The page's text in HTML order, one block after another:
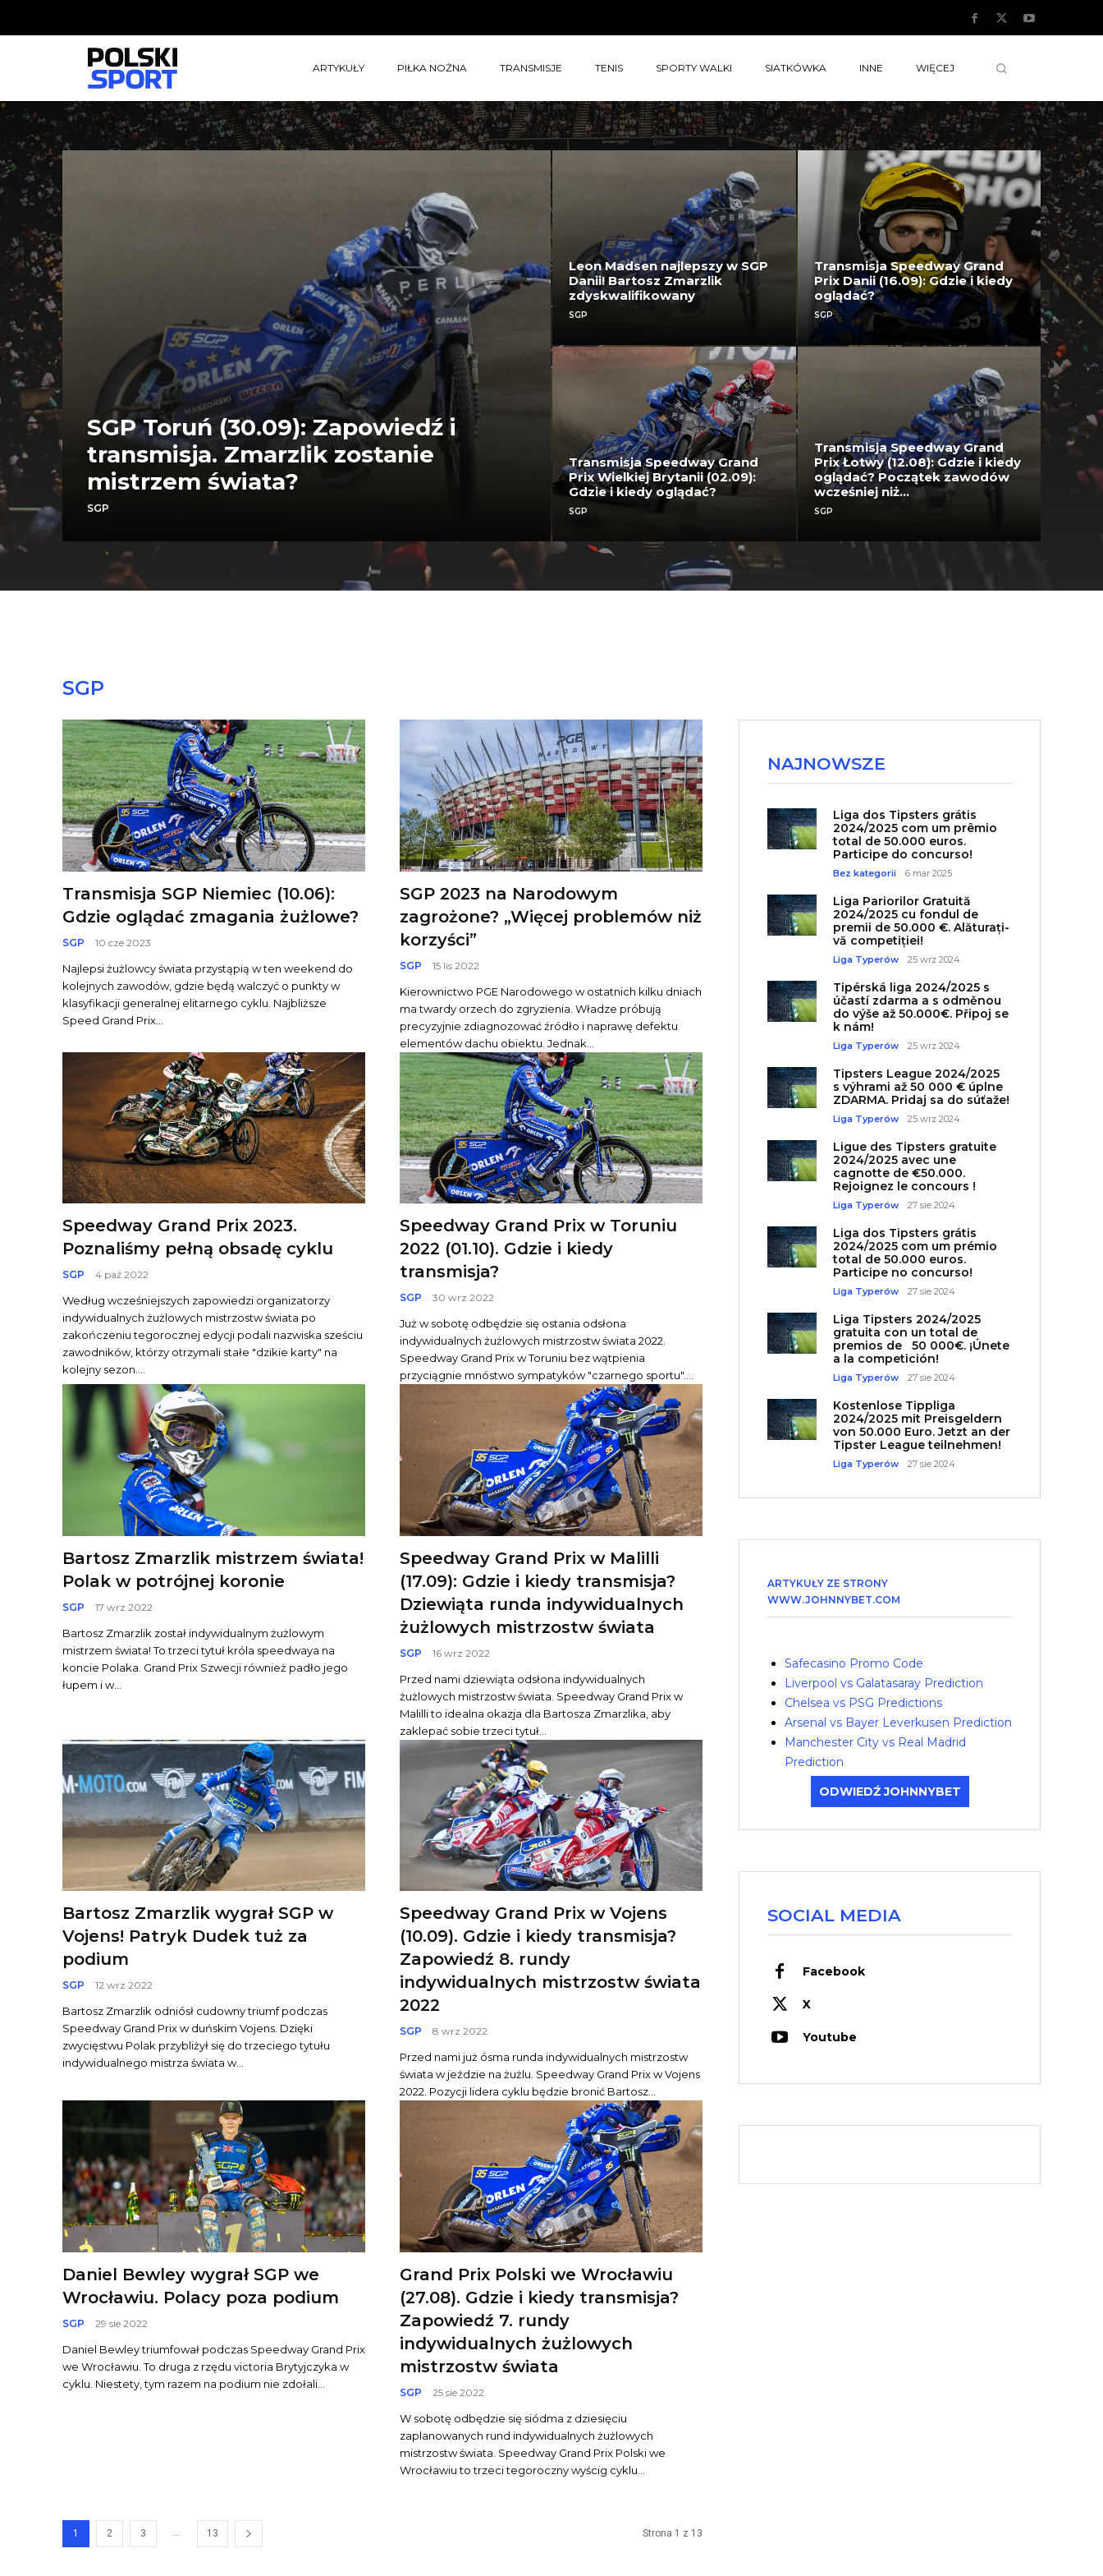
ARTYKUŁY PIŁKA NOŻNA TRANSMISJE TENIS SPORTY WALKI SIATKÓWKA INNE WIĘCEJ
SGP Toruń (30.09): Zapowiedź i
transmisja. Zmarzlik zostanie
mistrzem świata?
SGP
Leon Madsen najlepszy w SGP
Danii! Bartosz Zmarzlik
zdyskwalifikowany
SGP
Transmisja Speedway Grand
Prix Danii (16.09): Gdzie i kiedy
oglądać?
SGP
Transmisja Speedway Grand
Prix Wielkiej Brytanii (02.09):
Gdzie i kiedy oglądać?
SGP
Transmisja Speedway Grand
Prix Łotwy (12.08): Gdzie i kiedy
oglądać? Początek zawodów
wcześniej niż...
SGP
SGP
Transmisja SGP Niemiec (10.06):
Gdzie oglądać zmagania żużlowe?
SGP 10 cze 2023
Najlepsi żużlowcy świata przystąpią w ten weekend do
kolejnych zawodów, gdzie będą walczyć o punkty w
klasyfikacji generalnej elitarnego cyklu. Najbliższe
Speed Grand Prix...
SGP 2023 na Narodowym
zagrożone? „Więcej problemów niż
korzyści”
SGP 15 lis 2022
Kierownictwo PGE Narodowego w ostatnich kilku dniach
ma twardy orzech do zgryzienia. Władze próbują
precyzyjnie zdiagnozować źródło i naprawę defektu
elementów dachu obiektu. Jednak...
Speedway Grand Prix 2023.
Poznaliśmy pełną obsadę cyklu
SGP 4 paź 2022
Według wcześniejszych zapowiedzi organizatorzy
indywidualnych żużlowych mistrzostw świata po
zakończeniu tegorocznej edycji podali nazwiska sześciu
zawodników, którzy otrzymali stałe "dzikie karty" na
kolejny sezon....
Speedway Grand Prix w Toruniu
2022 (01.10). Gdzie i kiedy
transmisja?
SGP 30 wrz 2022
Już w sobotę odbędzie się ostania odsłona
indywidualnych żużlowych mistrzostw świata 2022.
Speedway Grand Prix w Toruniu bez wątpienia
przyciągnie mnóstwo sympatyków "czarnego sportu"....
Bartosz Zmarzlik mistrzem świata!
Polak w potrójnej koronie
SGP 17 wrz 2022
Bartosz Zmarzlik został indywidualnym żużlowym
mistrzem świata! To trzeci tytuł króla speedwaya na
koncie Polaka. Grand Prix Szwecji również padło jego
łupem i w...
Speedway Grand Prix w Malilli
(17.09): Gdzie i kiedy transmisja?
Dziewiąta runda indywidualnych
żużlowych mistrzostw świata
SGP 16 wrz 2022
Przed nami dziewiąta odsłona indywidualnych
żużlowych mistrzostw świata. Speedway Grand Prix w
Malilli to idealna okazja dla Bartosza Zmarzlika, aby
zaklepać sobie trzeci tytuł...
Bartosz Zmarzlik wygrał SGP w
Vojens! Patryk Dudek tuż za
podium
SGP 12 wrz 2022
Bartosz Zmarzlik odniósł cudowny triumf podczas
Speedway Grand Prix w duńskim Vojens. Dzięki
zwycięstwu Polak przybliżył się do trzeciego tytułu
indywidualnego mistrza świata w...
Speedway Grand Prix w Vojens
(10.09). Gdzie i kiedy transmisja?
Zapowiedź 8. rundy
indywidualnych mistrzostw świata
2022
SGP 8 wrz 2022
Przed nami już ósma runda indywidualnych mistrzostw
świata w jeździe na żużlu. Speedway Grand Prix w Vojens
2022. Pozycji lidera cyklu będzie bronić Bartosz...
Daniel Bewley wygrał SGP we
Wrocławiu. Polacy poza podium
SGP 29 sie 2022
Daniel Bewley triumfował podczas Speedway Grand Prix
we Wrocławiu. To druga z rzędu victoria Brytyjczyka w
cyklu. Niestety, tym razem na podium nie zdołali...
Grand Prix Polski we Wrocławiu
(27.08). Gdzie i kiedy transmisja?
Zapowiedź 7. rundy
indywidualnych żużlowych
mistrzostw świata
SGP 25 sie 2022
W sobotę odbędzie się siódma z dziesięciu
zaplanowanych rund indywidualnych żużlowych
mistrzostw świata. Speedway Grand Prix Polski we
Wrocławiu to trzeci tegoroczny wyścig cyklu...
1 2 3 ... 13 Strona 1 z 13
NAJNOWSZE
Liga dos Tipsters grátis
2024/2025 com um prêmio
total de 50.000 euros.
Participe do concurso!
Bez kategorii 6 mar 2025
Liga Pariorilor Gratuită
2024/2025 cu fondul de
premii de 50.000 €. Alăturați-
vă competiției!
Liga Typerów 25 wrz 2024
Tipérská liga 2024/2025 s
účastí zdarma a s odměnou
do výše až 50.000€. Připoj se
k nám!
Liga Typerów 25 wrz 2024
Tipsters League 2024/2025
s výhrami až 50 000 € úplne
ZDARMA. Pridaj sa do súťaže!
Liga Typerów 25 wrz 2024
Ligue des Tipsters gratuite
2024/2025 avec une
cagnotte de €50.000.
Rejoignez le concours !
Liga Typerów 27 sie 2024
Liga dos Tipsters grátis
2024/2025 com um prémio
total de 50.000 euros.
Participe no concurso!
Liga Typerów 27 sie 2024
Liga Tipsters 2024/2025
gratuita con un total de
premios de 50 000€. ¡Únete
a la competición!
Liga Typerów 27 sie 2024
Kostenlose Tippliga
2024/2025 mit Preisgeldern
von 50.000 Euro. Jetzt an der
Tipster League teilnehmen!
Liga Typerów 27 sie 2024
ARTYKUŁY ZE STRONY
WWW.JOHNNYBET.COM
Safecasino Promo Code
Liverpool vs Galatasaray Prediction
Chelsea vs PSG Predictions
Arsenal vs Bayer Leverkusen Prediction
Manchester City vs Real Madrid
Prediction
ODWIEDŹ JOHNNYBET
SOCIAL MEDIA
Facebook
X
Youtube